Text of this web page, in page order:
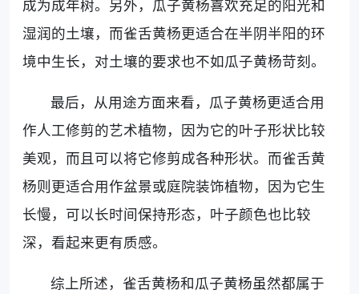
成为成年树。另外，瓜子黄杨喜欢充足的阳光和
湿润的土壤，而雀舌黄杨更适合在半阴半阳的环
境中生长，对土壤的要求也不如瓜子黄杨苛刻。
最后，从用途方面来看，瓜子黄杨更适合用
作人工修剪的艺术植物，因为它的叶子形状比较
美观，而且可以将它修剪成各种形状。而雀舌黄
杨则更适合用作盆景或庭院装饰植物，因为它生
长慢，可以长时间保持形态，叶子颜色也比较
深，看起来更有质感。
综上所述，雀舌黄杨和瓜子黄杨虽然都属于